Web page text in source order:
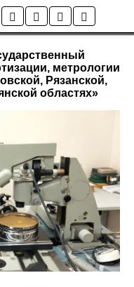
метрологии
Рязанской,
областях»